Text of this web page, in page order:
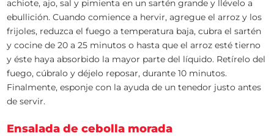
achiote, ajo, sal y pimienta en un sartén grande y llévelo a
ebullición. Cuando comience a hervir, agregue el arroz y los
frijoles, reduzca el fuego a temperatura baja, cubra el sartén
y cocine de 20 a 25 minutos o hasta que el arroz esté tierno
y éste haya absorbido la mayor parte del líquido. Retírelo del
fuego, cúbralo y déjelo reposar, durante 10 minutos.
Finalmente, esponje con la ayuda de un tenedor justo antes
de servir.
Ensalada de cebolla morada